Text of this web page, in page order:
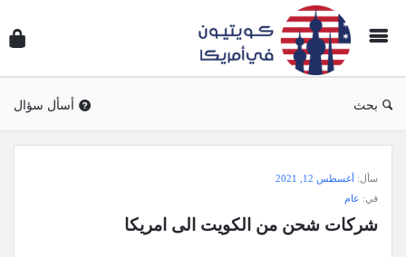
بحث أسأل سؤال
وجواب
سأل: أغسطس 12, 2021
في: عام
شركات شحن من الكويت الى امريكا